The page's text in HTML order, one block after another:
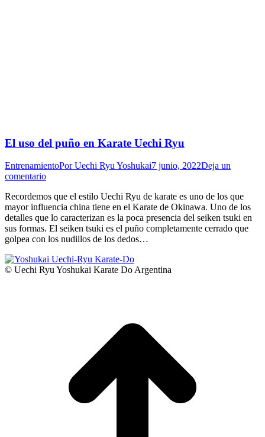
El uso del puño en Karate Uechi Ryu
EntrenamientoPorUechi Ryu Yoshukai7 junio, 2022Deja un
comentario
Recordemos que el estilo Uechi Ryu de karate es uno de los que
mayor influencia china tiene en el Karate de Okinawa. Uno de los
detalles que lo caracterizan es la poca presencia del seiken tsuki en
sus formas. El seiken tsuki es el puño completamente cerrado que
golpea con los nudillos de los dedos…
© Uechi Ryu Yoshukai Karate Do Argentina